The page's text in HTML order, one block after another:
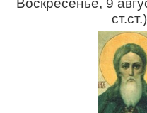
ст.ст.)